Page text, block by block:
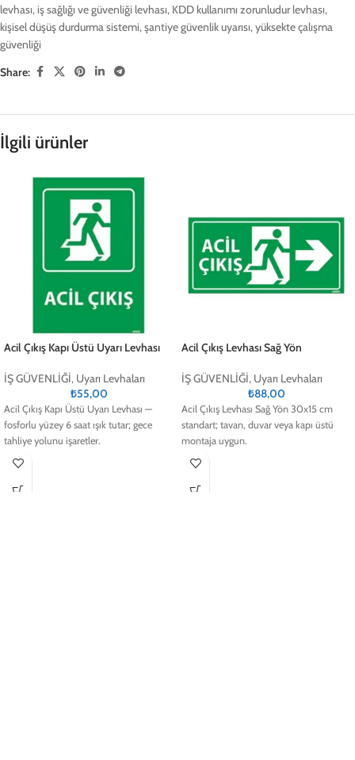
levhası, iş sağlığı ve güvenliği levhası, KDD kullanımı zorunludur levhası,
kişisel düşüş durdurma sistemi,şantiye güvenlik uyarısı,yüksekte çalışma
güvenliği
Share:
İlgili ürünler
Acil Çıkış Kapı Üstü Uyarı Levhası
İŞ GÜVENLİĞİ, Uyarı Levhaları
₺55,00
Acil Çıkış Kapı Üstü Uyarı Levhası —
fosforlu yüzey 6 saat ışık tutar; gece
tahliye yolunu işaretler.
Acil Çıkış Levhası Sağ Yön
İŞ GÜVENLİĞİ, Uyarı Levhaları
₺88,00
Acil Çıkış Levhası Sağ Yön 30x15 cm
standart; tavan, duvar veya kapı üstü
montaja uygun.